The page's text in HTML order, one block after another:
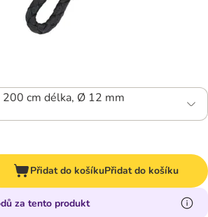
cm délka, Ø 12 mm
Přidat do košíkuPřidat do košíku
za tento produkt